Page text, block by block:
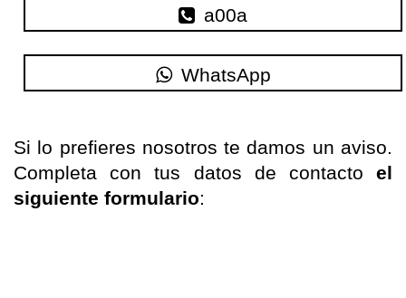
a00a
WhatsApp
Si lo prefieres nosotros tedamos un aviso.
Completa con tus datos de contacto el
siguiente formulario: